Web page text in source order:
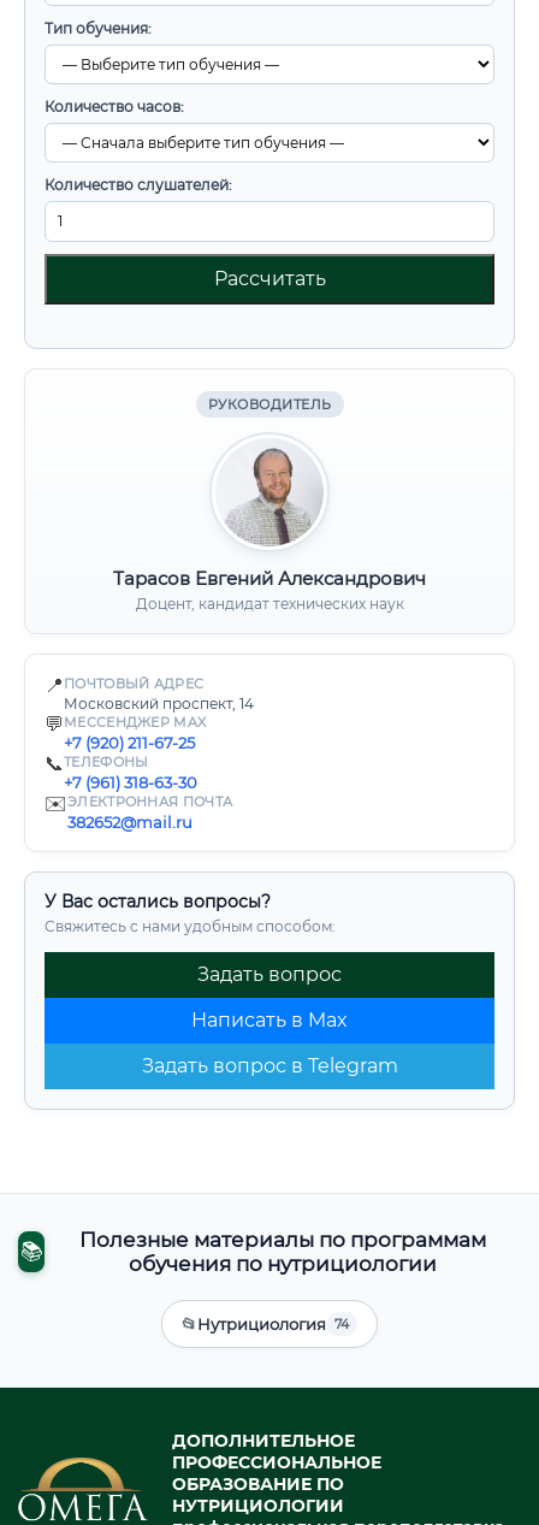
Тип обучения:
Количество часов:
Количество слушателей:
Рассчитать
РУКОВОДИТЕЛЬ
Тарасов Евгений Александрович
Доцент, кандидат технических наук
📍 ПОЧТОВЫЙ АДРЕС
Московский проспект, 14
💬 МЕССЕНДЖЕР MAX
+7 (920) 211-67-25
📞ТЕЛЕФОНЫ
+7 (961) 318-63-30
✉️ЭЛЕКТРОННАЯ ПОЧТА
382652@mail.ru
У Вас остались вопросы?
Свяжитесь с нами удобным способом:
Задать вопрос
Написать в Max
Задать вопрос в Telegram
📚
Полезные материалы по программам
обучения по нутрициологии
📂Нутрициология 74
ДОПОЛНИТЕЛЬНОЕ
ПРОФЕССИОНАЛЬНОЕ
ОБРАЗОВАНИЕ ПО
НУТРИЦИОЛОГИИ